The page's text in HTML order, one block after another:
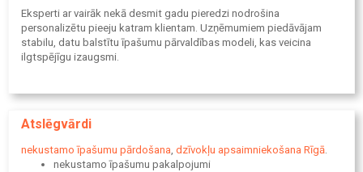
Eksperti ar vairāk nekā desmit gadu pieredzi nodrošina
personalizētu pieeju katram klientam. Uzņēmumiem piedāvājam
stabilu, datu balstītu īpašumu pārvaldības modeli, kas veicina
ilgtspējīgu izaugsmi.
Atslēgvārdi
nekustamo īpašumu pārdošana, dzīvokļu apsaimniekošana Rīgā.
nekustamo īpašumu pakalpojumi